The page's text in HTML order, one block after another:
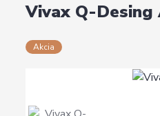
Vivax Q-Desing
Akcia